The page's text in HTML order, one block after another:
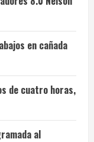
en cañada
de cuatro horas,
al